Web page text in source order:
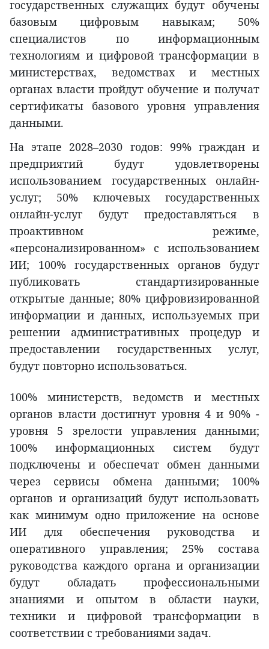
государственных служащих будут обучены
базовым цифровым навыкам; 50%
специалистов по информационным
технологиям и цифровой трансформации в
министерствах, ведомствах и местных
органах власти пройдут обучение и получат
сертификаты базового уровня управления
данными.
На этапе 2028–2030 годов: 99% граждан и
предприятий будут удовлетворены
использованием государственных онлайн-
услуг; 50% ключевых государственных
онлайн-услуг будут предоставляться в
проактивном режиме,
«персонализированном» с использованием
ИИ; 100% государственных органов будут
публиковать стандартизированные
открытые данные; 80% цифровизированной
информации и данных, используемых при
решении административных процедур и
предоставлении государственных услуг,
будут повторно использоваться.
100% министерств, ведомств и местных
органов власти достигнут уровня 4 и 90% -
уровня 5 зрелости управления данными;
100% информационных систем будут
подключены и обеспечат обмен данными
через сервисы обмена данными; 100%
органов и организаций будут использовать
как минимум одно приложение на основе
ИИ для обеспечения руководства и
оперативного управления; 25% состава
руководства каждого органа и организации
будут обладать профессиональными
знаниями и опытом в области науки,
техники и цифровой трансформации в
соответствии с требованиями задач.